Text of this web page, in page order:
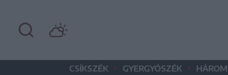
CSÍKSZÉK • GYERGYÓSZÉK •